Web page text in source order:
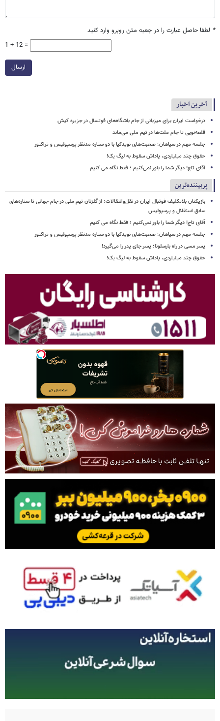
* لطفا حاصل عبارت را در جعبه متن روبرو وارد کنید
1 + 12 =
ارسال
آخرین اخبار
درخواست ایران برای میزبانی از جام باشگاه‌های فوتسال در جزیره کیش
قلعه‌نویی تا جام ملت‌ها در تیم ملی می‌ماند
جلسه مهم در سپاهان؛ صحبت‌های نویدکیا با دو ستاره مدنظر پرسپولیس و تراکتور
حقوق چند میلیاردی، پاداش سقوط به لیگ یک!
آقای تاج! دیگر شما را باور نمی‌کنیم ؛ فقط نگاه می کنیم
پربیننده‌ترین
بازیکنان بلاتکلیف فوتبال ایران در نقل‌وانتقالات؛ از گلزنان تیم ملی در جام جهانی تا ستاره‌های
سابق استقلال و پرسپولیس
آقای تاج! دیگر شما را باور نمی‌کنیم ؛ فقط نگاه می کنیم
جلسه مهم در سپاهان؛ صحبت‌های نویدکیا با دو ستاره مدنظر پرسپولیس و تراکتور
پسر مسی در راه بارسلونا؛ پسر جای پدر را می‌گیرد!
حقوق چند میلیاردی، پاداش سقوط به لیگ یک!